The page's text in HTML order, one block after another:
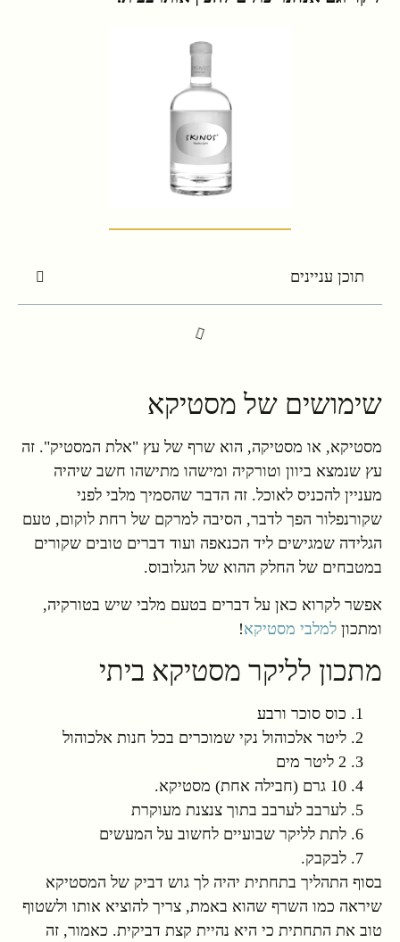
תוכן עניינים
שימושים של מסטיקא
מסטיקא, או מסטיקה, הוא שרף של עץ "אלת המסטיק". זה
עץ שנמצא ביוון וטורקיה ומישהו מתישהו חשב שיהיה
מעניין להכניס לאוכל. זה הדבר שהסמיך מלבי לפני
שקורנפלור הפך לדבר, הסיבה למרקם של רחת לוקום, טעם
הגלידה שמגישים ליד הכנאפה ועוד דברים טובים שקורים
במטבחים של החלק ההוא של הגלובוס.
אפשר לקרוא כאן על דברים בטעם מלבי שיש בטורקיה,
ומתכון למלבי מסטיקא!
מתכון לליקר מסטיקא ביתי
כוס סוכר ורבע
ליטר אלכוהול נקי שמוכרים בכל חנות אלכוהול
2 ליטר מים
10 גרם (חבילה אחת) מסטיקא.
לערבב לערבב בתוך צנצנת מעוקרת
לתת לליקר שבועיים לחשוב על המעשים
לבקבק.
בסוף התהליך בתחתית יהיה לך גוש דביק של המסטיקא
שיראה כמו השרף שהוא באמת, צריך להוציא אותו ולשטוף
טוב את התחתית כי היא נהיית קצת דביקית. כאמור, זה